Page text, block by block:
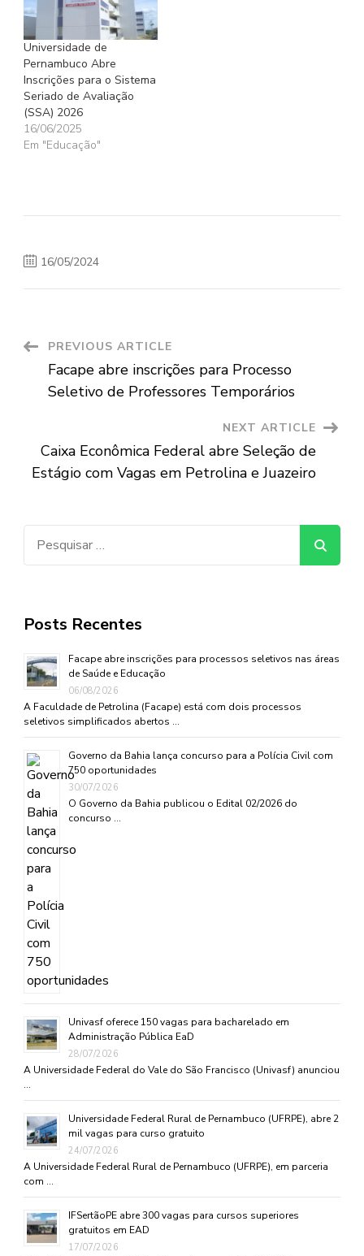
Universidade de
Pernambuco Abre
Inscrições para o Sistema
Seriado de Avaliação
(SSA) 2026
16/06/2025
Em "Educação"
16/05/2024
Post
Navigation
PREVIOUS ARTICLE
Facape abre inscrições para Processo
Seletivo de Professores Temporários
NEXT ARTICLE
Caixa Econômica Federal abre Seleção de
Estágio com Vagas em Petrolina e Juazeiro
Posts Recentes
Facape abre inscrições para processos seletivos nas áreas
de Saúde e Educação
06/08/2026
A Faculdade de Petrolina (Facape) está com dois processos
seletivos simplificados abertos …
Governo da Bahia lança concurso para a Polícia Civil com
750 oportunidades
30/07/2026
O Governo da Bahia publicou o Edital 02/2026 do
concurso …
Univasf oferece 150 vagas para bacharelado em
Administração Pública EaD
28/07/2026
A Universidade Federal do Vale do São Francisco (Univasf) anunciou
…
Universidade Federal Rural de Pernambuco (UFRPE), abre 2
mil vagas para curso gratuito
24/07/2026
A Universidade Federal Rural de Pernambuco (UFRPE), em parceria
com …
IFSertãoPE abre 300 vagas para cursos superiores
gratuitos em EAD
17/07/2026